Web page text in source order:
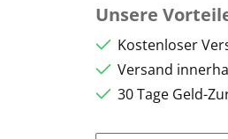
Unsere
Kostenloser
Versand
30 Tage Geld-